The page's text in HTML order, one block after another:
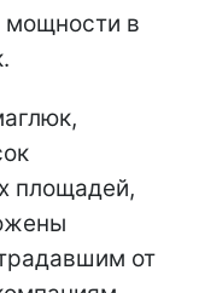
мощности в
площадей,
от